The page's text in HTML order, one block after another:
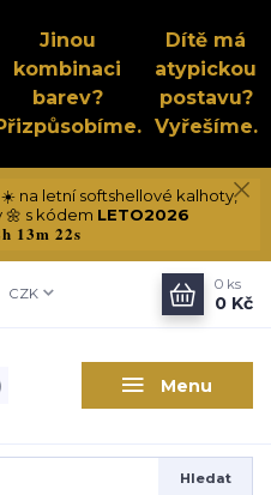
Jinou
kombinaci
barev?
Dítě má
atypickou
postavu?
Vyřešíme.
na letní softshellové kalhoty,
🌼 s kódem LETO2026
13m 21s
Menu
CZK
Hledat
0 ks
0 Kč